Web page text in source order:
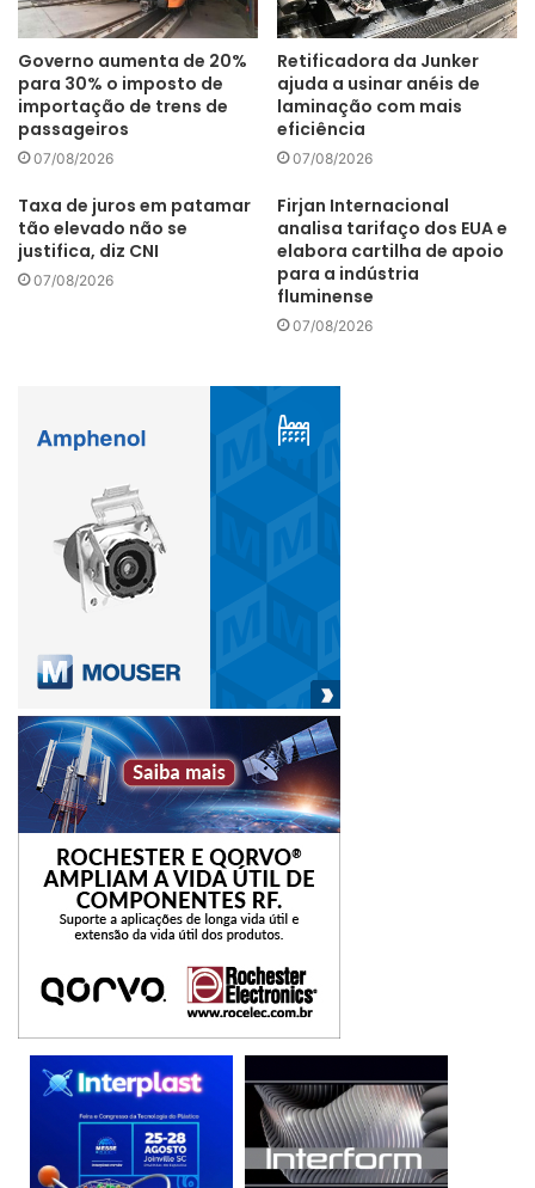
buscando agregar nossas soluções em digitalização com
inteligência operacional, além de continuar investindo na
tecnologia de gêmeo digital. Graças ao amplo portfólio do
Comos, estamos buscando inserir no mercado a
importância da Indústria 4.0, independentemente do setor
ou do tamanho da empresa. Por esses motivos, é
fundamental que todos os tomadores de decisões invistam
no futuro hoje”, completa Manzano.
Fonte: Ipesi
Governo aumenta de 20%
para 30% o imposto de
importação de trens de
passageiros
07/08/2026
Retificadora da Junker
ajuda a usinar anéis de
laminação com mais
eficiência
07/08/2026
Taxa de juros em patamar
tão elevado não se
justifica, diz CNI
07/08/2026
Firjan Internacional
analisa tarifaço dos EUA e
elabora cartilha de apoio
para a indústria
fluminense
07/08/2026